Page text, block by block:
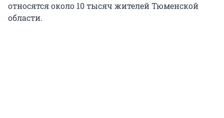
относятся около 10 тысяч жителей Тюменской
области.